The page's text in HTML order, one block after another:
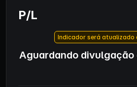
P/L
Indicador será atualizado
Aguardando divulgação